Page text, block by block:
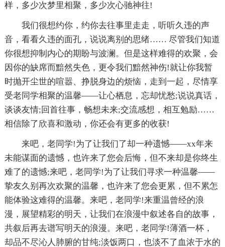
样，多少次梦里相聚，多少次心驰神往!
我们很想约你，约你去往事里走走，听听久违的声
音，看看久违的面孔，说说离别的思绪…… 尽管我们知道
你很想抑制内心的期盼与波澜。但是这样难得的欢聚，会
因你的缺席而黯然失色，更令我们黯然神伤!就让你我暂
时抛开尘世的喧嚣、挣脱身边的烦恼，走到一起，尽情享
受老同学相聚的温馨——让心栖息，忘却忧愁;说说真话，
谈谈友情;回首往事，畅想未来;交流感想，相互勉励……
相信除了欣喜和激动，你还会有更多的收获!
来吧，老同学!为了让我们了却一种遗憾——xx年来
未能谋面的遗憾，也许来了您会后悔，但不来却是你终生
难了的遗憾;来吧，老同学!为了让我们寻求一种温馨——
挚友久别再次欢聚的温馨，也许来了您会更累，但不累怎
能体验这难得的温馨。来吧，老同学!来重温曾经的浪
漫，展望精彩的明天，让我们在浪漫中叙述各自的故事，
共叙后再去谱写明天的浪漫。来吧，老同学!薄酒一杯，
却品不尽沁人肺腑的甘纯;淡饭两口，也淡不了血浓于水的